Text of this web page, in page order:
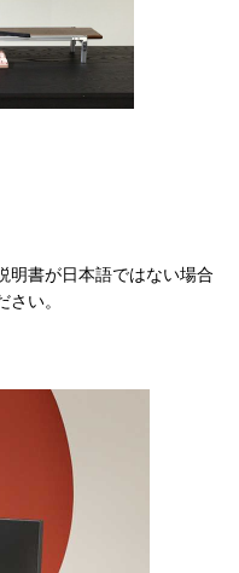
明書が日本語ではない場合
い。